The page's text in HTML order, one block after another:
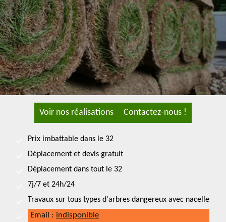
Voir nos réalisations Contactez-nous !
Prix imbattable dans le 32
Déplacement et devis gratuit
Déplacement dans tout le 32
7j/7 et 24h/24
Travaux sur tous types d'arbres dangereux avec nacelle
Email : indisponible